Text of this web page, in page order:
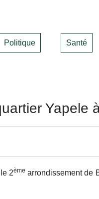
Politique Santé
Yapele
2ème arrondissement de